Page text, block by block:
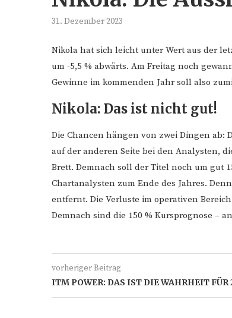
31. Dezember 2023
Nikola hat sich leicht unter Wert aus der
um -5,5 % abwärts. Am Freitag noch
Gewinne im kommenden Jahr soll also
Nikola: Das ist nicht gut!
Die Chancen hängen von zwei Dingen
auf der anderen Seite bei den Analysten,
Brett. Demnach soll der Titel noch um gut
Chartanalysten zum Ende des Jahres.
entfernt. Die Verluste im operativen
Demnach sind die 150 % Kursprognose –
vorheriger Beitrag
ITM POWER: DAS IST DIE WAHRHEIT FÜR